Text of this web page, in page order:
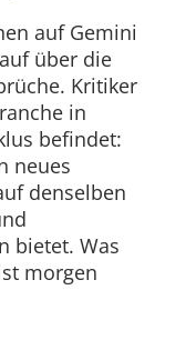
auf Gemini
über die
Kritiker
in
befindet:
neues
denselben
bietet. Was
morgen